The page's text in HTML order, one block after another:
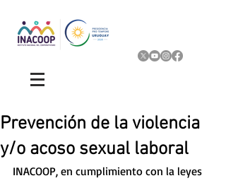
Prevención de la violencia
y/o acoso sexual laboral
INACOOP, en cumplimiento con la leyes